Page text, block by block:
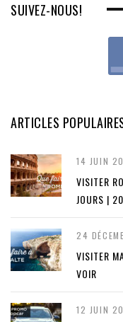
SUIVEZ-NOUS!
ARTICLES
14 JUIN
VISITER
JOURS |
24
VISITER
VOIR
12 JUIN